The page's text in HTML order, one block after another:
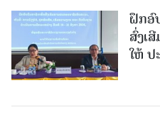
ຝຶກອົ
ສົ່ງເ
ໃຫ້ ປ